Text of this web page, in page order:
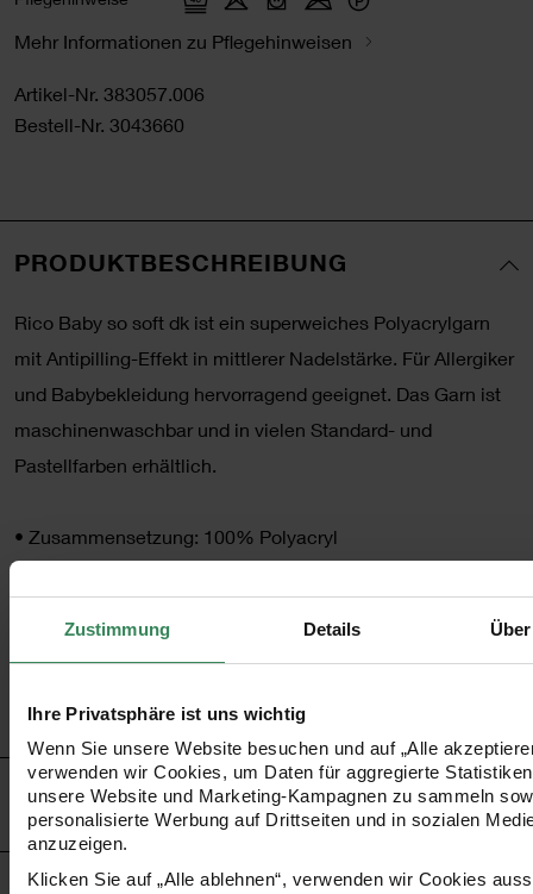
Zustimmung Details
Ihre Privatsphäre ist uns wichtig
Wenn Sie unsere Website besuchen und auf „Alle
verwenden wir Cookies, um Daten für aggregierte
unsere Website und Marketing-Kampagnen zu sammeln
personalisierte Werbung auf Drittseiten und in sozialen
anzuzeigen.
Klicken Sie auf „Alle ablehnen“, verwenden wir Cookies
Mehr Informationen zu Pflegehinweisen
Artikel-Nr. 383057.006
Bestell-Nr. 3043660
PRODUKTBESCHREIBUNG
Rico Baby so soft dk ist ein superweiches Polyacrylgarn
mit Antipilling-Effekt in mittlerer Nadelstärke. Für Allergiker
und Babybekleidung hervorragend geeignet. Das Garn ist
maschinenwaschbar und in vielen Standard- und
Pastellfarben erhältlich.
• Zusammensetzung: 100% Polyacryl
Maschenprobe: 22 Maschen und 28 Reihen = 10x10 cm
viele verschiedene Farben zur Auswahl
HERSTELLER